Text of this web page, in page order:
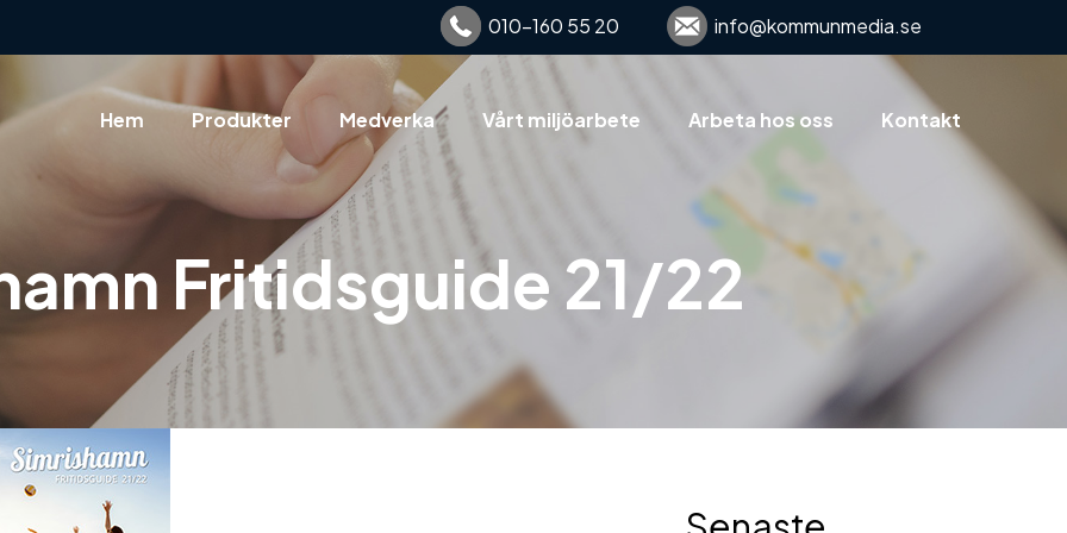
info@kommunmedia.se
010-160 55 20
Hem Produkter Medverka Vårt miljöarbete Arbeta hos oss Kontakt
Fritidsguide 21/22